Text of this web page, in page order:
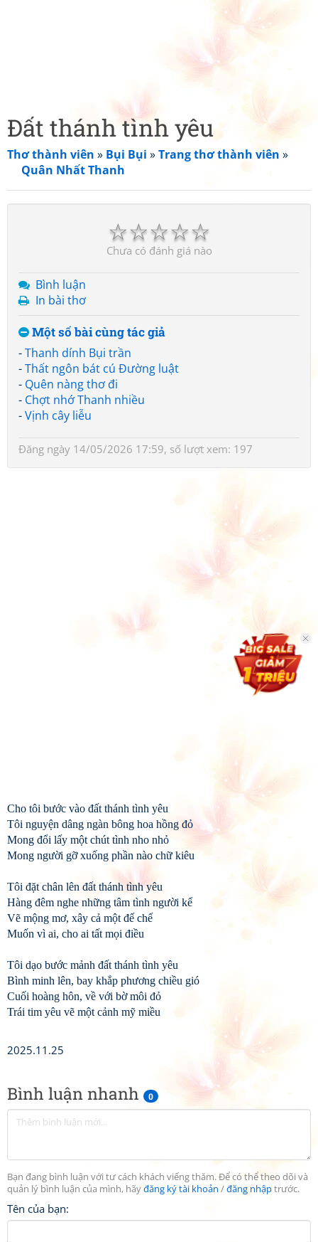
Bình luận nhanh 0
Bạn đang bình luận với tư cách khách viếng thăm. Để có thể theo dõi và
quản lý bình luận của mình, hãyđăng ký tài khoản /đăng nhậptrước.
Tên của bạn:
Đất thánh tình yêu
Thơ thành viên » Bụi Bụi »Trang thơ thành viên »
Quân Nhất Thanh
☆
☆
☆
☆
☆
Chưa có đánh giá nào
Bình luận
In bài thơ
Một số bài cùng tác giả
-Thanh dính Bụi trần
-Thất ngôn bát cú Đường luật
- Quên nàng thơ đi
- Chợt nhớ Thanh nhiều
-Vịnh cây liễu
Đăng ngày 14/05/2026 17:59, số lượt xem: 197
Cho tôi bước vào đất thánh tình yêu
Tôi nguyện dâng ngàn bông hoa hồng đỏ
Mong đổi lấy một chút tình nho nhỏ
Mong người gỡ xuống phần nào chữ kiêu
Tôi đặt chân lên đất thánh tình yêu
Hàng đêm nghe những tâm tình người kể
Vẽ mộng mơ, xây cả một đế chế
Muốn vì ai, cho ai tất mọi điều
Tôi dạo bước mảnh đất thánh tình yêu
Bình minh lên, bay khắp phương chiều gió
Cuối hoàng hôn, về với bờ môi đỏ
Trái tim yêu vẽ một cảnh mỹ miều
2025.11.25